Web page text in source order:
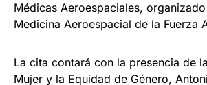
Médicas Aeroespaciales,
Medicina Aeroespacial de la Fuerza
La cita contará con la presencia de
Mujer y la Equidad de Género,